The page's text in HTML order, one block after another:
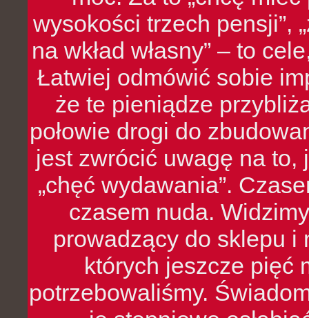
wysokości trzech pensji”,
na wkład własny” – to
Łatwiej odmówić sobie
że te pieniądze
połowie drogi do
jest zwrócić uwagę na to,
„chęć wydawania”.
czasem nuda.
prowadzący do sklepu i
których jeszcze pięć
potrzebowaliśmy.